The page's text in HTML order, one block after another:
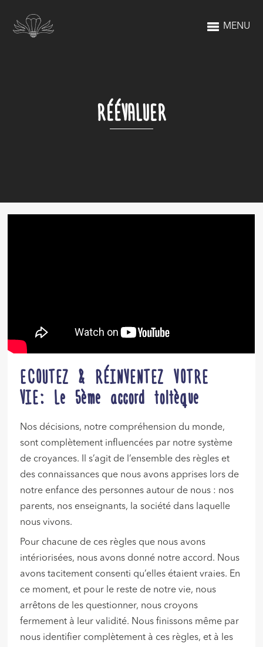
MENU
RÉÉVALUER
ECOUTEZ & RÉINVENTEZ VOTRE
VIE: Le 5ème accord toltèque
Nos décisions, notre compréhension du monde,
sont complètement influencées par notre système
de croyances. Il s’agit de l’ensemble des règles et
des connaissances que nous avons apprises lors de
notre enfance des personnes autour de nous : nos
parents, nos enseignants, la société dans laquelle
nous vivons.
Pour chacune de ces règles que nous avons
intériorisées, nous avons donné notre accord. Nous
avons tacitement consenti qu’elles étaient vraies. En
ce moment, et pour le reste de notre vie, nous
arrêtons de les questionner, nous croyons
fermement à leur validité. Nous finissons même par
nous identifier complètement à ces règles, et à les